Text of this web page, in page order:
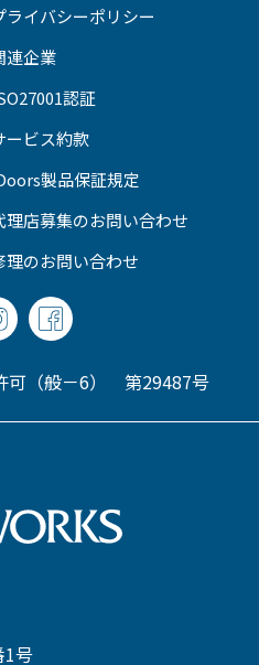
ライバシーポリシー
連企業
認証
ービス約款
製品保証規定
理店募集のお問い合わせ
理のお問い合わせ
（般－6） 第29487号
1号